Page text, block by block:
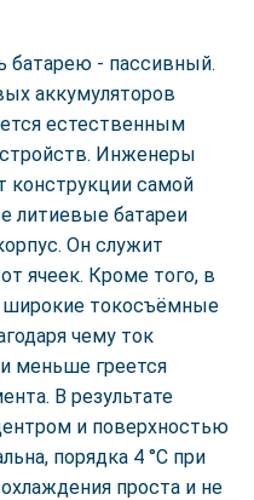
батарею - пассивный.
аккумуляторов
естественным
Инженеры
конструкции самой
литиевые батареи
Он служит
ячеек. Кроме того, в
широкие токосъёмные
чему ток
меньше греется
В результате
и поверхностью
порядка 4 °C при
проста и не